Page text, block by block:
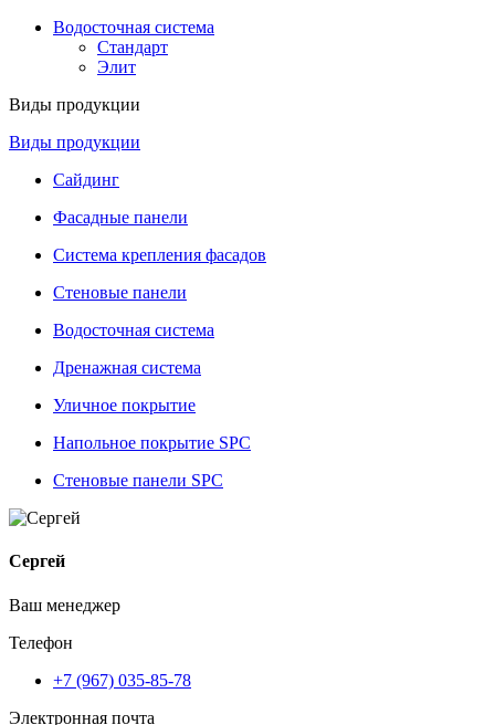
Водосточная система
Стандарт
Элит
Виды продукции
Виды продукции
Сайдинг
Фасадные панели
Система крепления фасадов
Стеновые панели
Водосточная система
Дренажная система
Уличное покрытие
Напольное покрытие SPC
Стеновые панели SPC
Сергей
Ваш менеджер
Телефон
+7 (967) 035-85-78
Электронная почта